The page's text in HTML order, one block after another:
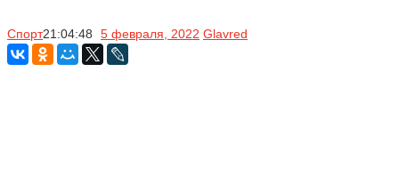
Спорт21:04:48 5 февраля, 2022 Glavred